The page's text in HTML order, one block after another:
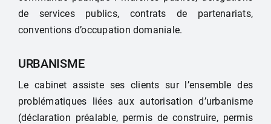
de services publics, contrats de partenariats,
conventions d’occupation domaniale.
URBANISME
Le cabinet assiste ses clients sur l’ensemble des
problématiques liées aux autorisation d’urbanisme
(déclaration préalable, permis de construire, permis